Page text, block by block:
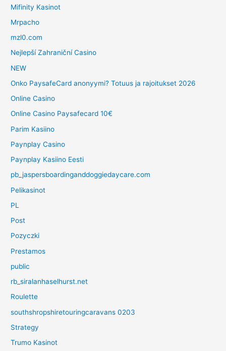
Mifinity Kasinot
Mrpacho
mzl0.com
Nejlepší Zahraniční Casino
NEW
Onko PaysafeCard anonyymi? Totuus ja rajoitukset 2026
Online Casino
Online Casino Paysafecard 10€
Parim Kasiino
Paynplay Casino
Paynplay Kasiino Eesti
pb_jaspersboardinganddoggiedaycare.com
Pelikasinot
PL
Post
Pozyczki
Prestamos
public
rb_siralanhaselhurst.net
Roulette
southshropshiretouringcaravans 0203
Strategy
Trumo Kasinot